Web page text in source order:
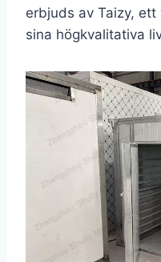
erbjuds av Taizy,
sina högkvalitativa